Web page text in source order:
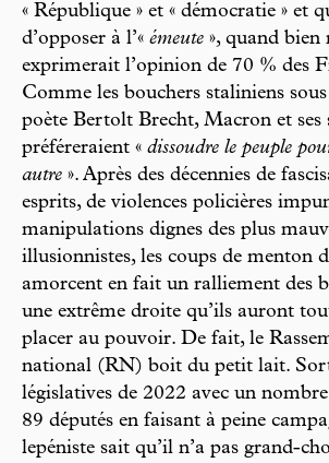
« République » et « démocratie » et
d’opposer à l’« émeute », quand bien
exprimerait l’opinion de 70 % des
Comme les bouchers staliniens
poète Bertolt Brecht, Macron et ses
préféreraient « dissoudre le peuple
autre ». Après des décennies de
esprits, de violences policières
manipulations dignes des plus
illusionnistes, les coups de menton
amorcent en fait un ralliement des
une extrême droite qu’ils auront
placer au pouvoir. De fait, le
national (RN) boit du petit lait.
législatives de 2022 avec un
89 députés en faisant à peine
lepéniste sait qu’il n’a pas grand-